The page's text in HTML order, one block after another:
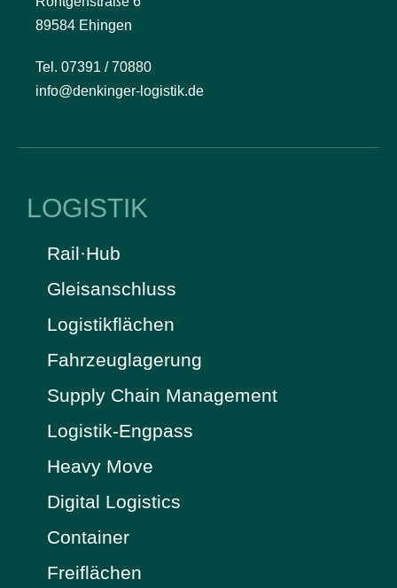
89584 Ehingen
Tel. 07391 / 70880
info@denkinger-logistik.de
LOGISTIK
Rail·Hub
Gleisanschluss
Logistikflächen
Fahrzeuglagerung
Supply Chain Management
Logistik-Engpass
Heavy Move
Digital Logistics
Container
Freiflächen